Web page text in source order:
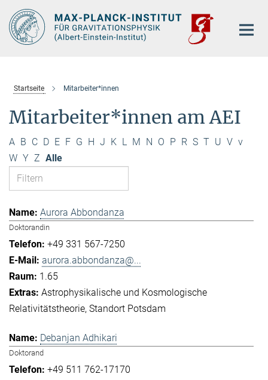
Hauptinhalt
Startseite Mitarbeiter*innen
Mitarbeiter*innen am AEI
A B C D E F G H J K L M N O P R S T U V v
W Y Z Alle
Aurora Abbondanza
Doktorandin
+49 331 567-7250
aurora.abbondanza@...
1.65
Astrophysikalische und Kosmologische
Relativitätstheorie Standort Potsdam
Debanjan Adhikari
Doktorand
+49 511 762-17170